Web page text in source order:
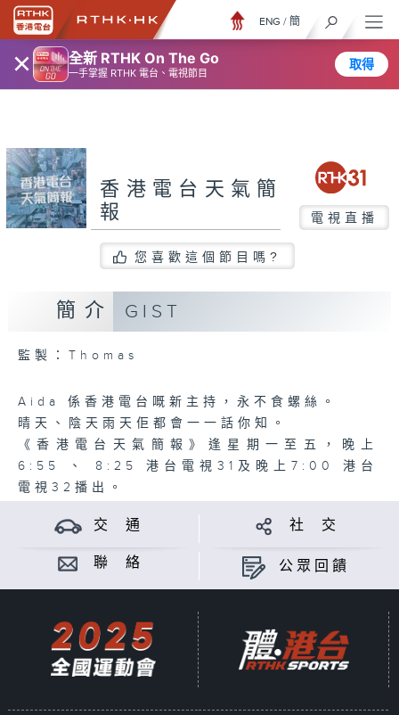
× 全新 RTHK On The Go
一手掌握 RTHK 電台、電視節目
取得
ENG / 簡
香港電台天氣簡
報
電視直播
您喜歡這個節目嗎?
簡介 GIST
監製：Thomas
Aida 係香港電台嘅新主持，永不食螺絲。
晴天、陰天雨天佢都會一一話你知。
《香港電台天氣簡報》逢星期一至五，晚上
6:55 、 8:25 港台電視31及晚上7:00 港台
電視32播出。
交 通 社 交
聯 絡 公眾回饋